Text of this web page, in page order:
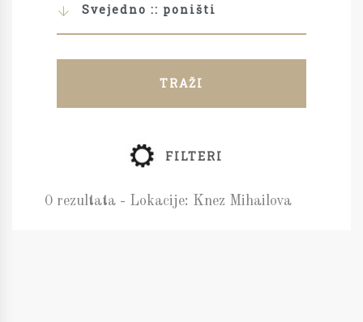
Svejedno :: poništi
TRAŽI
FILTERI
0 rezultata - Lokacije: Knez Mihailova